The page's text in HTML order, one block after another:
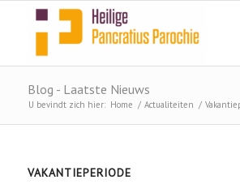
Blog - Laatste Nieuws
U bevindt zich hier: Home / Actualiteiten /
VAKANTIEPERIODE